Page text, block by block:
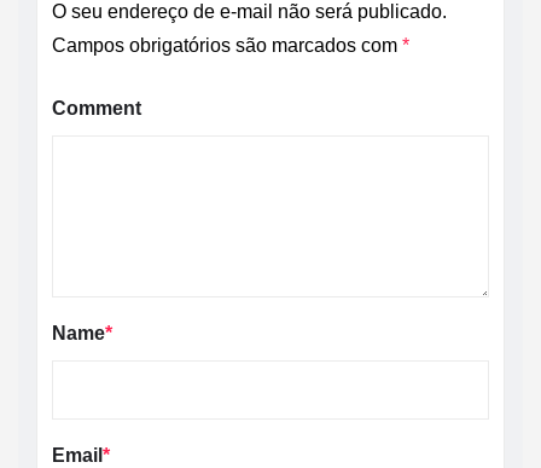
O seu endereço de e-mail não será publicado.
Campos obrigatórios são marcados com *
Comment
Name*
Email *